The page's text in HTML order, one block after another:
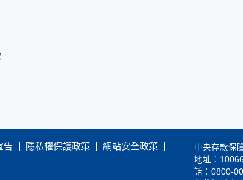
告 隱私權保護政策
網站安全政策
中央存款保
地址：
話：0800-